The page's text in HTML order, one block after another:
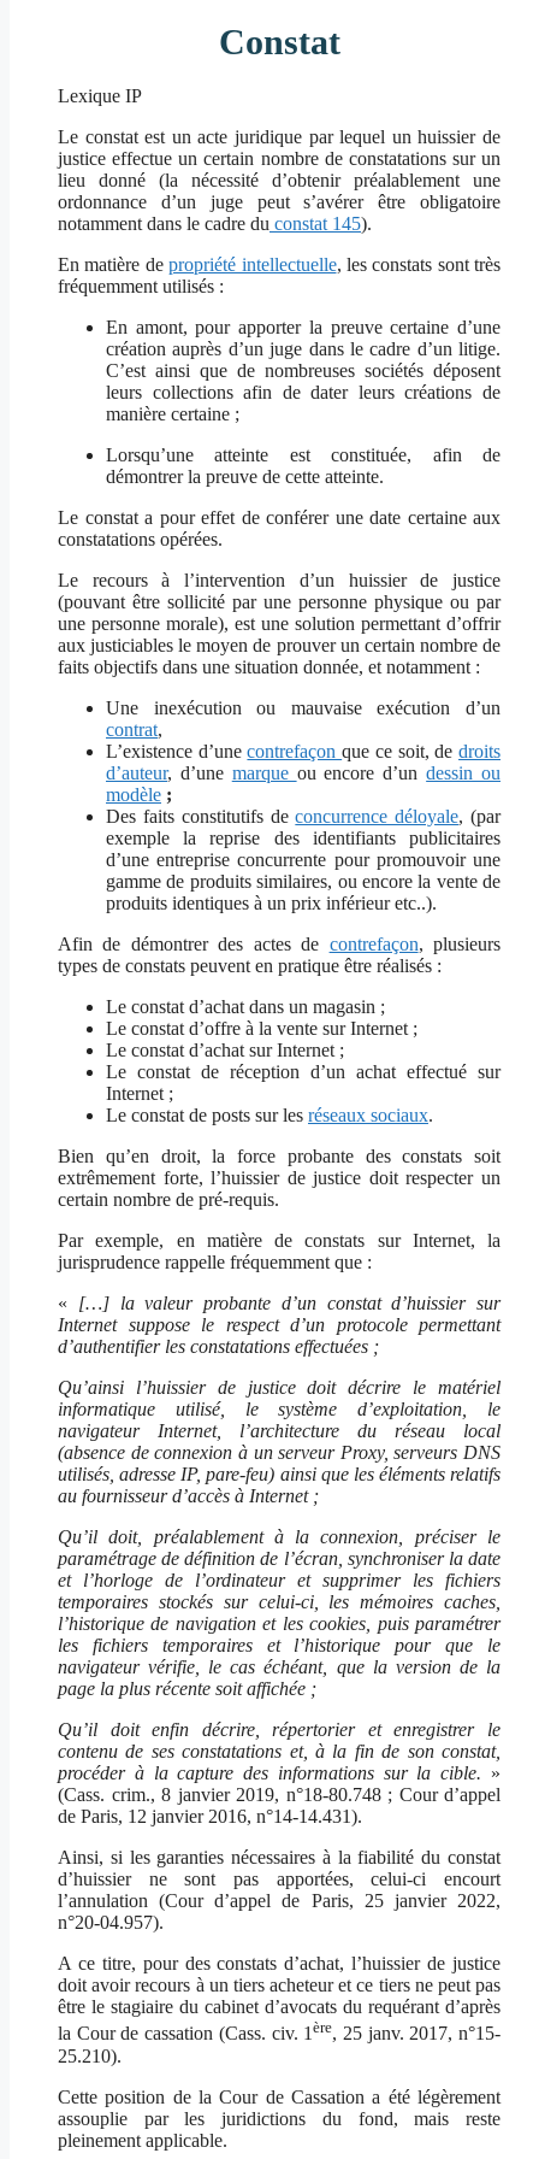
Constat
Lexique IP
Le constat est un acte juridique par lequel un huissier de
justice effectue un certain nombre de constatations sur un
lieu donné (la nécessité d’obtenir préalablement une
ordonnance d’un juge peut s’avérer être obligatoire
notamment dans le cadre du constat 145).
En matière depropriété intellectuelle, les constats sont très
fréquemment utilisés :
En amont, pour apporter la preuve certaine d’une
créationauprès d’un juge dans le cadre d’un litige.
C’est ainsi que de nombreuses sociétés déposent
leurs collectionsafin de dater leurs créations de
manière certaine ;
Lorsqu’une atteinte est constituée, afin de
démontrer la preuve de cette atteinte.
Le constat a pour effet de conférerune date certaine aux
constatations opérées.
Le recours à l’intervention d’un huissier de justice
(pouvant être sollicité par une personne physique ou par
une personne morale), est une solution permettant d’offrir
aux justiciables le moyen de prouver un certain nombre de
faits objectifs dans une situation donnée, et notamment :
Une inexécution ou mauvaise exécution d’un
contrat,
L’existence d’unecontrefaçonque ce soit, dedroits
d’auteur, d’une marque ou encore d’undessin ou
modèle ;
Des faits constitutifs deconcurrence déloyale, (par
exemple la reprise des identifiants publicitaires
d’une entreprise concurrente pour promouvoir une
gamme de produits similaires, ou encore la vente de
produits identiques à un prix inférieur etc..).
Afin de démontrer des actes de contrefaçon, plusieurs
types de constats peuvent en pratique être réalisés :
Le constat d’achat dans un magasin ;
Le constat d’offre à la vente sur Internet ;
Le constat d’achat sur Internet ;
Le constat de réception d’un achat effectué sur
Internet ;
Le constat de posts sur les réseaux sociaux.
Bien qu’en droit, la force probante des constats soit
extrêmement forte, l’huissier de justice doit respecter un
certain nombre de pré-requis.
Par exemple, en matière de constats sur Internet, la
jurisprudence rappelle fréquemment que :
« […] la valeur probante d’un constat d’huissier sur
Internet suppose le respect d’un protocole permettant
d’authentifier les constatations effectuées ;
Qu’ainsi l’huissier de justice doit décrire le matériel
informatique utilisé, le système d’exploitation, le
navigateur Internet, l’architecture du réseau local
(absence de connexion à un serveur Proxy, serveurs DNS
utilisés, adresse IP, pare-feu) ainsi que les éléments relatifs
au fournisseur d’accès à Internet ;
Qu’il doit, préalablement à la connexion, préciser le
paramétrage de définition de l’écran, synchroniser la date
et l’horloge de l’ordinateur et supprimer les fichiers
temporaires stockés sur celui-ci, les mémoires caches,
l’historique de navigation et les cookies, puis paramétrer
les fichiers temporaires et l’historique pour que le
navigateur vérifie, le cas échéant, que la version de la
page la plus récente soit affichée ;
Qu’il doit enfin décrire, répertorier et enregistrer le
contenu de ses constatations et, à la fin de son constat,
procéder à la capture des informations sur la cible. »
(Cass. crim., 8 janvier 2019, n°18-80.748 ; Cour d’appel
de Paris, 12 janvier 2016, n°14-14.431).
Ainsi, si les garanties nécessaires à la fiabilité du constat
d’huissier ne sont pas apportées, celui-ci encourt
l’annulation (Cour d’appel de Paris, 25 janvier 2022,
n°20-04.957).
A ce titre, pour des constats d’achat, l’huissier de justice
doit avoir recours à un tiers acheteur et ce tiers ne peut pas
être le stagiaire du cabinet d’avocats du requérant d’après
la Cour de cassation (Cass. civ. 1ère, 25 janv. 2017, n°15-
25.210).
Cette position de la Cour de Cassation a été légèrement
assouplie par les juridictions du fond, mais reste
pleinement applicable.